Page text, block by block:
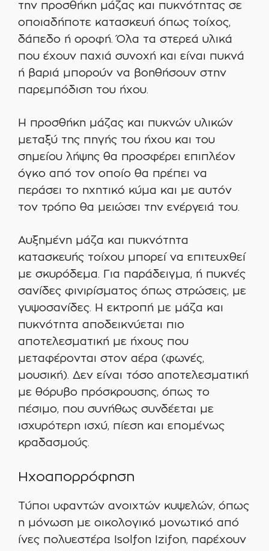
την προσθήκη μάζας και πυκνότητας σε
οποιαδήποτε κατασκευή όπως τοίχος,
δάπεδο ή οροφή. Όλα τα στερεά υλικά
που έχουν παχιά συνοχή και είναι πυκνά
ή βαριά μπορούν να βοηθήσουν στην
παρεμπόδιση του ήχου.
Η προσθήκη μάζας και πυκνών υλικών
μεταξύ της πηγής του ήχου και του
σημείου λήψης θα προσφέρει επιπλέον
όγκο από τον οποίο θα πρέπει να
περάσει το ηχητικό κύμα και με αυτόν
τον τρόπο θα μειώσει την ενέργειά του.
Αυξημένη μάζα και πυκνότητα
κατασκευής τοίχου μπορεί να επιτευχθεί
με σκυρόδεμα. Για παράδειγμα, ή πυκνές
σανίδες φινιρίσματος όπως στρώσεις, με
γυψοσανίδες. Η εκτροπή με μάζα και
πυκνότητα αποδεικνύεται πιο
αποτελεσματική με ήχους που
μεταφέρονται στον αέρα (φωνές,
μουσική). Δεν είναι τόσο αποτελεσματική
με θόρυβο πρόσκρουσης, όπως το
πέσιμο, που συνήθως συνδέεται με
ισχυρότερη ισχύ, πίεση και επομένως
κραδασμούς.
Ηχοαπορρόφηση
Τύποι υφαντών ανοιχτών κυψελών, όπως
η μόνωση με οικολογικό μονωτικό από
ίνες πολυεστέρα Isolfon Izifon, παρέχουν